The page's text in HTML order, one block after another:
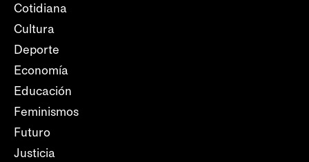
Cotidiana
Cultura
Deporte
Economía
Educación
Feminismos
Futuro
Justicia